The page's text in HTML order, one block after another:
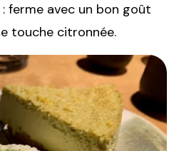
ferme avec un bon goût
touche citronnée.